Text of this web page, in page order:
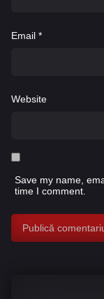
Email *
Website
Save my name,
time I comment.